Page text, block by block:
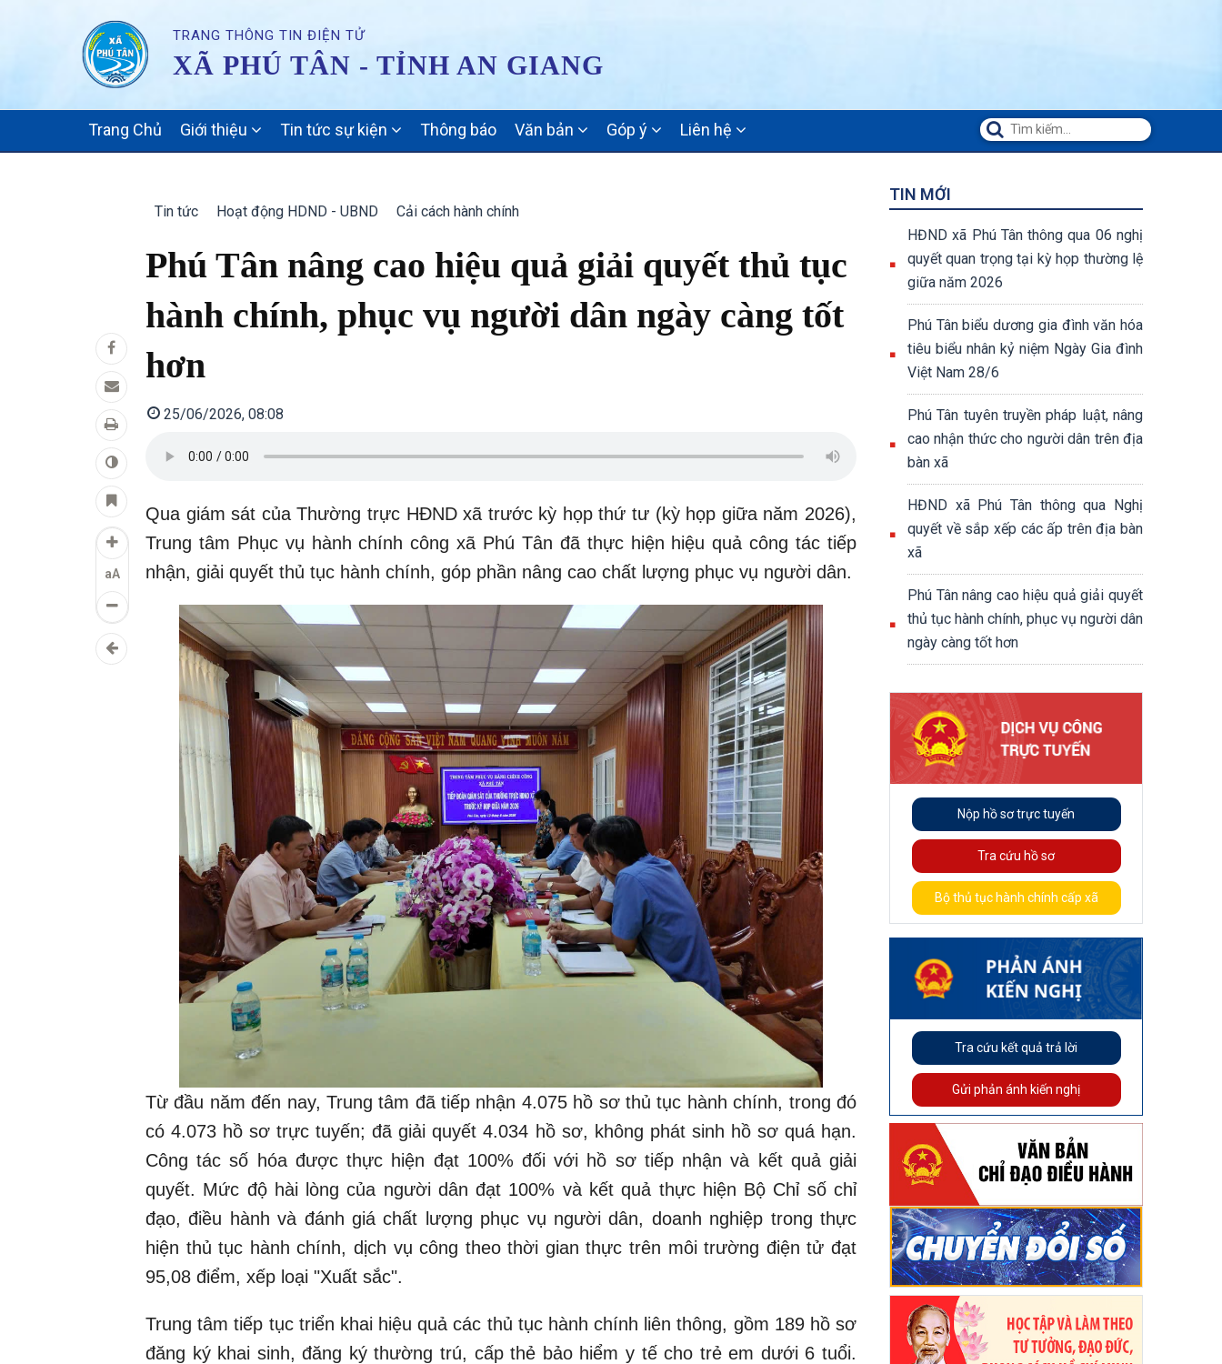
TRANG THÔNG TIN ĐIỆN TỬ
XÃ PHÚ TÂN - TỈNH AN GIANG
NAVIGATION
Trang Chủ Giới thiệu Tin tức sự kiện Thông báo Văn bản Góp ý Liên hệ
aA
Tin tức Hoạt động HDND - UBND Cải cách hành chính
Phú Tân nâng cao hiệu quả giải quyết thủ tục
hành chính, phục vụ người dân ngày càng tốt
hơn
25/06/2026, 08:08
Qua giám sát của Thường trực HĐND xã trước kỳ họp thứ tư (kỳ họp giữa năm 2026),
Trung tâm Phục vụ hành chính công xã Phú Tân đã thực hiện hiệu quả công tác tiếp
nhận, giải quyết thủ tục hành chính, góp phần nâng cao chất lượng phục vụ người dân.
Từ đầu năm đến nay, Trung tâm đã tiếp nhận 4.075 hồ sơ thủ tục hành chính, trong đó
có 4.073 hồ sơ trực tuyến; đã giải quyết 4.034 hồ sơ, không phát sinh hồ sơ quá hạn.
Công tác số hóa được thực hiện đạt 100% đối với hồ sơ tiếp nhận và kết quả giải
quyết. Mức độ hài lòng của người dân đạt 100% và kết quả thực hiện Bộ Chỉ số chỉ
đạo, điều hành và đánh giá chất lượng phục vụ người dân, doanh nghiệp trong thực
hiện thủ tục hành chính, dịch vụ công theo thời gian thực trên môi trường điện tử đạt
95,08 điểm, xếp loại "Xuất sắc".
Trung tâm tiếp tục triển khai hiệu quả các thủ tục hành chính liên thông, gồm 189 hồ sơ
đăng ký khai sinh, đăng ký thường trú, cấp thẻ bảo hiểm y tế cho trẻ em dưới 6 tuổi.
TIN MỚI
HĐND xã Phú Tân thông qua 06 nghị
quyết quan trọng tại kỳ họp thường lệ
giữa năm 2026
Phú Tân biểu dương gia đình văn hóa
tiêu biểu nhân kỷ niệm Ngày Gia đình
Việt Nam 28/6
Phú Tân tuyên truyền pháp luật, nâng
cao nhận thức cho người dân trên địa
bàn xã
HĐND xã Phú Tân thông qua Nghị
quyết về sắp xếp các ấp trên địa bàn
xã
Phú Tân nâng cao hiệu quả giải quyết
thủ tục hành chính, phục vụ người dân
ngày càng tốt hơn
Nộp hồ sơ trực tuyến
Tra cứu hồ sơ
Bộ thủ tục hành chính cấp xã
Tra cứu kết quả trả lời
Gửi phản ánh kiến nghị